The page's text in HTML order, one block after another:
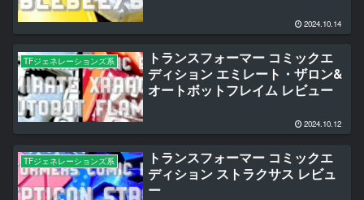
2024.10.14
TFジェネレーションズ系
トランスフォーマー コミックエ
ディション エミレート・ザロン&
オートボットフレイム レビュー
2024.10.12
TFジェネレーションズ系
トランスフォーマー コミックエ
ディション ストラクサス レビュ
ー